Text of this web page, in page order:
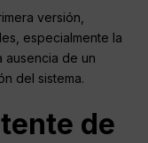
versión,
especialmente la
ausencia de un
del sistema.
de